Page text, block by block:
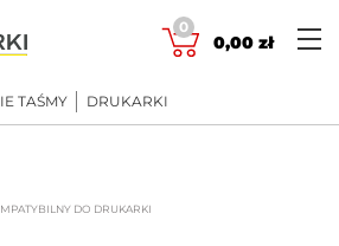
0
0,00 zł
TAŚMY DRUKARKI
DO DRUKARKI